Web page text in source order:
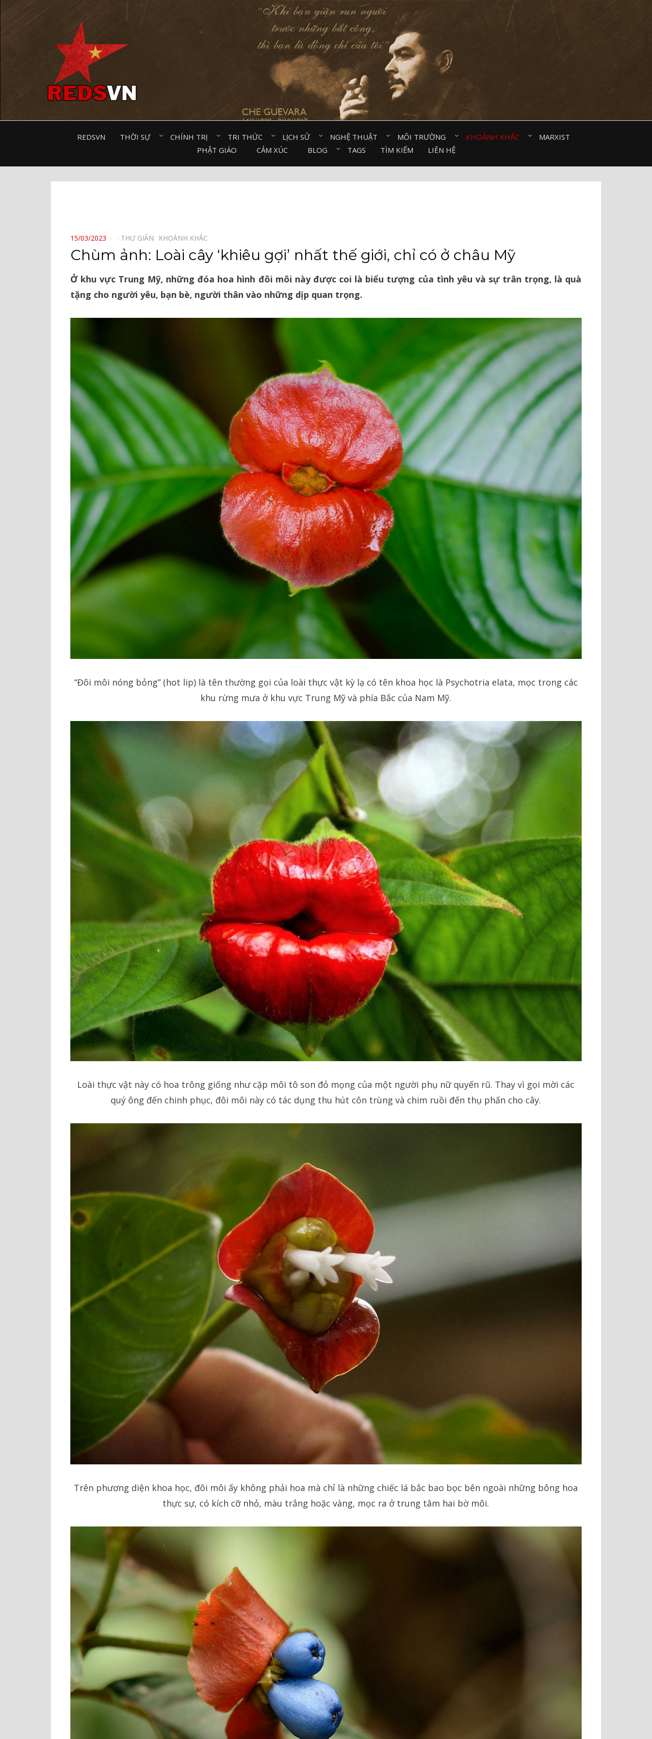
REDSVN THỜI SỰ⠀ CHÍNH TRỊ⠀ TRI THỨC⠀ LỊCH SỬ⠀ NGHỆ THUẬT⠀ MÔI TRƯỜNG⠀ KHOẢNH KHẮC⠀
MARXIST⠀
PHẬT GIÁO⠀
CẢM XÚC⠀ BLOG⠀ TAGS TÌM KIẾM LIÊN HỆ
POSTED
ON
15/03/2023 THƯ GIÃN⠀ KHOẢNH KHẮC⠀
Chùm ảnh: Loài cây ‘khiêu gợi’ nhất thế giới, chỉ có ở châu Mỹ
Ở khu vực Trung Mỹ, những đóa hoa hình đôi môi này được coi là biểu tượng của tình yêu và sự trân trọng, là quà
tặng cho người yêu, bạn bè, người thân vào những dịp quan trọng.
“Đôi môi nóng bỏng” (hot lip) là tên thường gọi của loài thực vật kỳ lạ có tên khoa học là Psychotria elata, mọc trong các
khu rừng mưa ở khu vực Trung Mỹ và phía Bắc của Nam Mỹ.
Loài thực vật này có hoa trông giống như cặp môi tô son đỏ mọng của một người phụ nữ quyến rũ. Thay vì gọi mời các
quý ông đến chinh phục, đôi môi này có tác dụng thu hút côn trùng và chim ruồi đến thụ phấn cho cây.
Trên phương diện khoa học, đôi môi ấy không phải hoa mà chỉ là những chiếc lá bắc bao bọc bên ngoài những bông hoa
thực sự, có kích cỡ nhỏ, màu trắng hoặc vàng, mọc ra ở trung tâm hai bờ môi.